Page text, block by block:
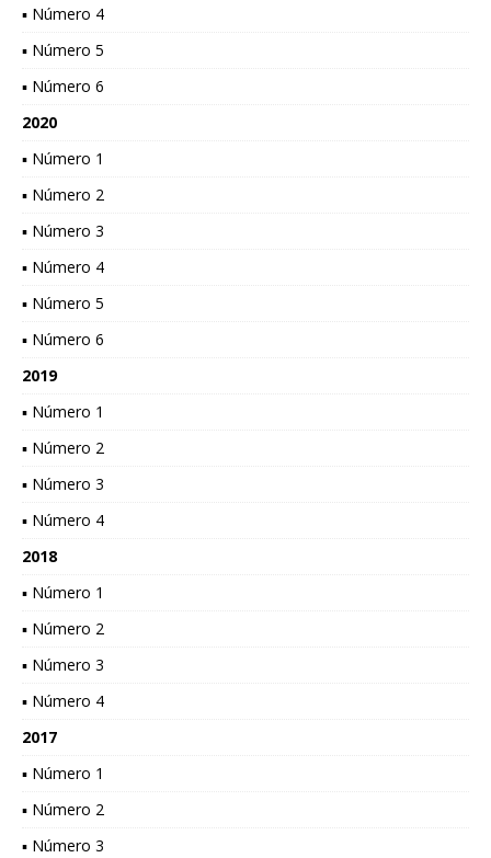
▪ Número 4
▪ Número 5
▪ Número 6
2020
▪ Número 1
▪ Número 2
▪ Número 3
▪ Número 4
▪ Número 5
▪ Número 6
2019
▪ Número 1
▪ Número 2
▪ Número 3
▪ Número 4
2018
▪ Número 1
▪ Número 2
▪ Número 3
▪ Número 4
2017
▪ Número 1
▪ Número 2
▪ Número 3